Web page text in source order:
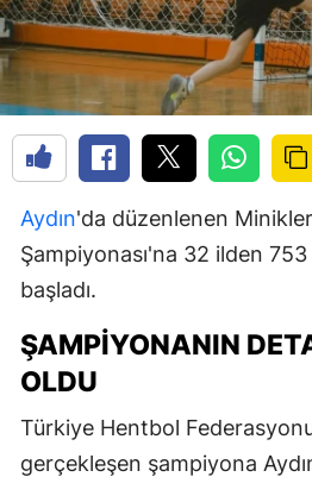
Aydın'da düzenlenen Minikler
Şampiyonası'na 32 ilden 753
başladı.
ŞAMPIYONANIN
OLDU
Türkiye Hentbol
gerçekleşen şampiyona